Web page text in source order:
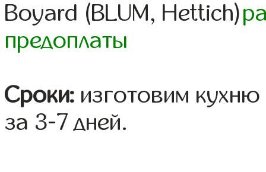
Boyard (BLUM, Hettich)
предоплаты
Сроки: изготовим
за 3-7 дней.